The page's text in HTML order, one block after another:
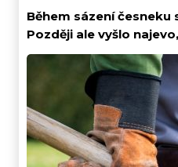
Během sázení
Později ale vyšlo